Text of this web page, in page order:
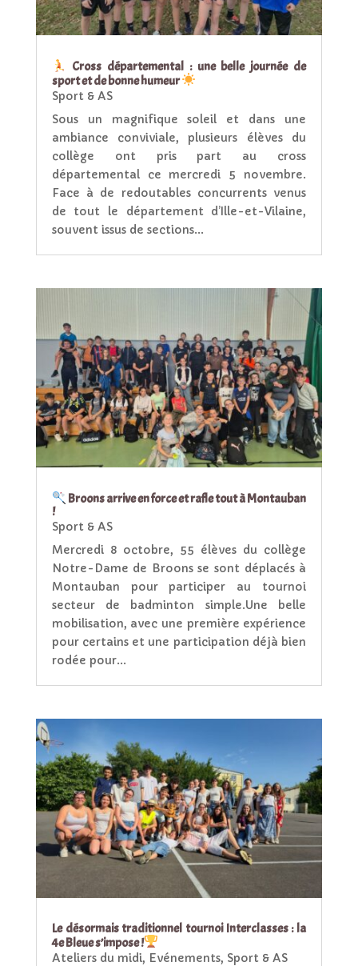
Cross départemental : une belle journée de
sport et de bonne humeur
Sport & AS
Sous un magnifique soleil et dans une
ambiance conviviale, plusieurs élèves du
collège ont pris part au cross
départemental ce mercredi 5 novembre.
Face à de redoutables concurrents venus
de tout le département d’Ille-et-Vilaine,
souvent issus de sections...
Broons arrive en force et rafle tout à Montauban
!
Sport & AS
Mercredi 8 octobre, 55 élèves du collège
Notre-Dame de Broons se sont déplacés à
Montauban pour participer au tournoi
secteur de badminton simple.Une belle
mobilisation, avec une première expérience
pour certains et une participation déjà bien
rodée pour...
Le désormais traditionnel tournoi Interclasses : la
4e Bleue s’impose !
Ateliers du midi, Evénements, Sport & AS